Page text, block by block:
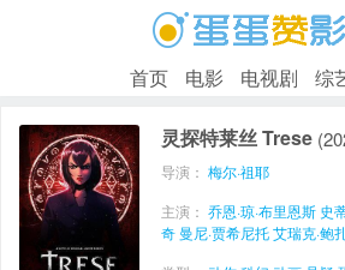
首页 电影 电视剧 综
灵探特莱丝 Trese
导演： 梅尔·祖耶
主演： 乔恩·琼·布里恩斯 史
奇 曼尼·贾希尼托艾瑞克·鲍